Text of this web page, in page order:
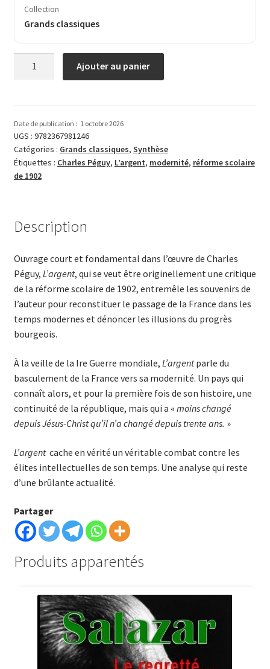
Collection
Grands classiques
Ajouter au panier
Date de publication : 1 octobre 2026
UGS : 9782367981246
Catégories : Grands classiques, Synthèse
Étiquettes : Charles Péguy, L’argent, modernité, réforme scolaire
de 1902
Description
Ouvrage court et fondamental dans l’œuvre de Charles
Péguy, L’argent, qui se veut être originellement une critique
de la réforme scolaire de 1902, entremêle les souvenirs de
l’auteur pour reconstituer le passage de la France dans les
temps modernes et dénoncer les illusions du progrès
bourgeois.
À la veille de la Ire Guerre mondiale, L’argentparle du
basculement de la France vers sa modernité. Un pays qui
connaît alors, et pour la première fois de son histoire, une
continuité de la république, mais qui a « moins changé
depuis Jésus-Christ qu’il n’a changé depuis trente ans. »
L’argentcache en vérité un véritable combat contre les
élites intellectuelles de son temps. Une analyse qui reste
d’une brûlante actualité.
Partager
Produits apparentés